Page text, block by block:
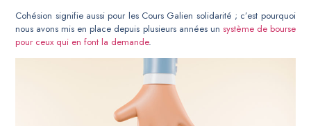
Cohésion signifie aussi pour les Cours Galien solidarité ; c’est pourquoi
nous avons mis en place depuis plusieurs années un système de bourse
pour ceux qui en font la demande.